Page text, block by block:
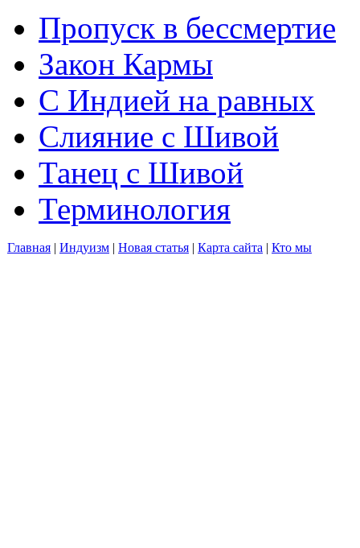
Пропуск в бессмертие
Закон Кармы
С Индией на равных
Слияние с Шивой
Танец с Шивой
Терминология
Главная | Индуизм | Новая статья | Карта сайта | Кто мы